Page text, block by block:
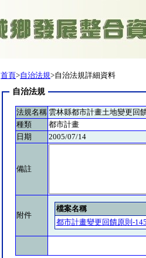
首頁>自治法規>自治法規詳細資料
自治法規
法規名稱 雲林縣都市計畫土地變更回
種類
都市計畫
日期
2005/07/14
備註
附件
檔案名稱
都市計畫變更回饋原則-